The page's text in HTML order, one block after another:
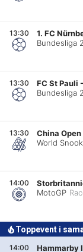
13:30 1. FC
Bundesliga 2
13:30 FC St Pauli
Bundesliga 2
13:30
China Open
World
14:00
MotoGP
Toppevent i
14:00 Hammarby